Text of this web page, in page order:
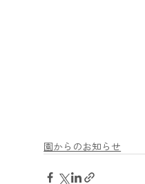
園からのお知らせ